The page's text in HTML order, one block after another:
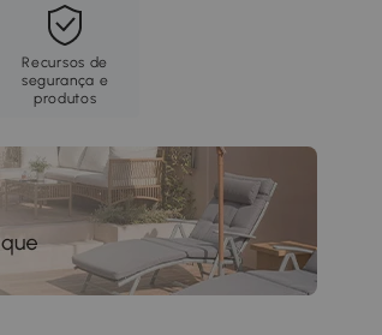
Recursos de
segurança e
produtos